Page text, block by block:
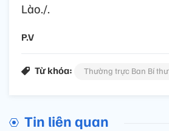
Lào./.
P.V
Từ khóa: Thường trực Ban Bí thư
Tin liên quan